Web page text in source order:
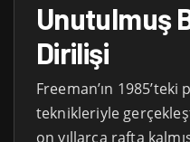
Unutulmuş
Dirilişi
Freeman’ın
teknikleriyle
on yıllarca rafta